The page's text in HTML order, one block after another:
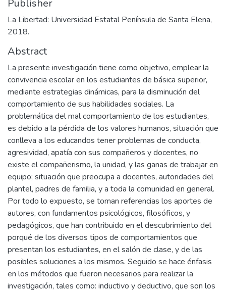
Publisher
La Libertad: Universidad Estatal Península de Santa Elena,
2018.
Abstract
La presente investigación tiene como objetivo, emplear la
convivencia escolar en los estudiantes de básica superior,
mediante estrategias dinámicas, para la disminución del
comportamiento de sus habilidades sociales. La
problemática del mal comportamiento de los estudiantes,
es debido a la pérdida de los valores humanos, situación que
conlleva a los educandos tener problemas de conducta,
agresividad, apatía con sus compañeros y docentes, no
existe el compañerismo, la unidad, y las ganas de trabajar en
equipo; situación que preocupa a docentes, autoridades del
plantel, padres de familia, y a toda la comunidad en general.
Por todo lo expuesto, se toman referencias los aportes de
autores, con fundamentos psicológicos, filosóficos, y
pedagógicos, que han contribuido en el descubrimiento del
porqué de los diversos tipos de comportamientos que
presentan los estudiantes, en el salón de clase, y de las
posibles soluciones a los mismos. Seguido se hace énfasis
en los métodos que fueron necesarios para realizar la
investigación, tales como: inductivo y deductivo, que son los